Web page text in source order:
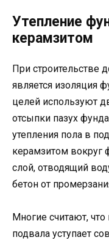
Утепление
керамзитом
При строительстве
является изоляция
целей используют
отсыпки пазух
утепления пола в
керамзитом вокруг
слой, отводящий
бетон от
Многие считают, что
подвала уступает